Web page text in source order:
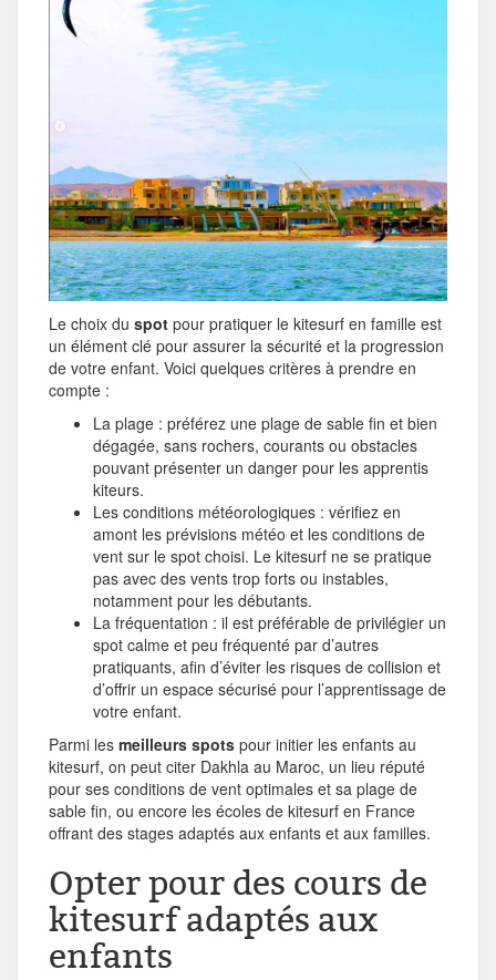
Le choix du spot pour pratiquer le kitesurf en famille est
un élément clé pour assurer la sécurité et la progression
de votre enfant. Voici quelques critères à prendre en
compte :
La plage : préférez une plage de sable fin et bien
dégagée, sans rochers, courants ou obstacles
pouvant présenter un danger pour les apprentis
kiteurs.
Les conditions météorologiques : vérifiez en
amont les prévisions météo et les conditions de
vent sur le spot choisi. Le kitesurf ne se pratique
pas avec des vents trop forts ou instables,
notamment pour les débutants.
La fréquentation : il est préférable de privilégier un
spot calme et peu fréquenté par d’autres
pratiquants, afin d’éviter les risques de collision et
d’offrir un espace sécurisé pour l’apprentissage de
votre enfant.
Parmi les meilleurs spots pour initier les enfants au
kitesurf, on peut citer Dakhla au Maroc, un lieu réputé
pour ses conditions de vent optimales et sa plage de
sable fin, ou encore les écoles de kitesurf en France
offrant des stages adaptés aux enfants et aux familles.
Opter pour des cours de
kitesurf adaptés aux
enfants